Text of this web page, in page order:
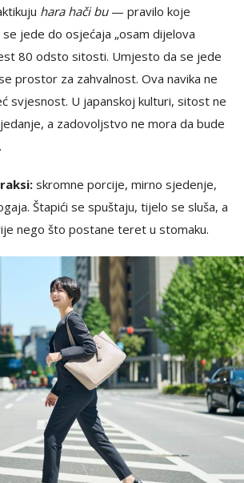
hara hači bu— pravilo koje
jede do osjećaja „osam dijelova
80 odsto sitosti. Umjesto da se jede
prostor za zahvalnost. Ova navika ne
svjesnost. U japanskoj kulturi, sitost ne
a zadovoljstvo ne mora da bude
skromne porcije, mirno sjedenje,
Štapići se spuštaju, tijelo se sluša, a
nego što postane teret u stomaku.